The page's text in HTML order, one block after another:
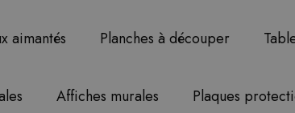
aimantés Planches à découper
Affiches murales Plaques